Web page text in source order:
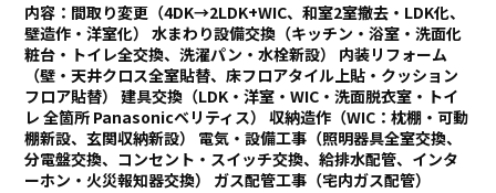
内容：間取り変更（4DK→2LDK+WIC、和室2室撤去・LDK化、
壁造作・洋室化） 水まわり設備交換（キッチン・浴室・洗面化
粧台・トイレ全交換、洗濯パン・水栓新設） 内装リフォーム
（壁・天井クロス全室貼替、床フロアタイル上貼・クッション
フロア貼替） 建具交換（LDK・洋室・WIC・洗面脱衣室・トイ
レ 全箇所 Panasonicベリティス） 収納造作（WIC：枕棚・可動
棚新設、玄関収納新設） 電気・設備工事（照明器具全室交換、
分電盤交換、コンセント・スイッチ交換、給排水配管、インタ
ーホン・火災報知器交換） ガス配管工事（宅内ガス配管）